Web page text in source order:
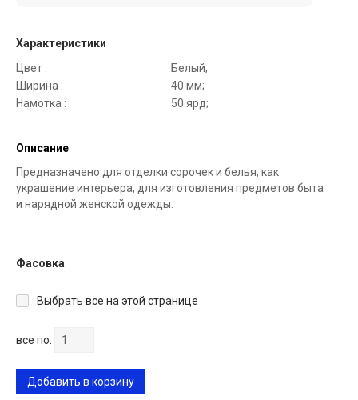
Характеристики
Цвет :
Белый;
Ширина :
40 мм;
Намотка :
50 ярд;
Описание
Предназначено для отделки сорочек и белья, как
украшение интерьера, для изготовления предметов быта
и нарядной женской одежды.
Фасовка
Выбрать все на этой странице
все по:
Добавить в корзину